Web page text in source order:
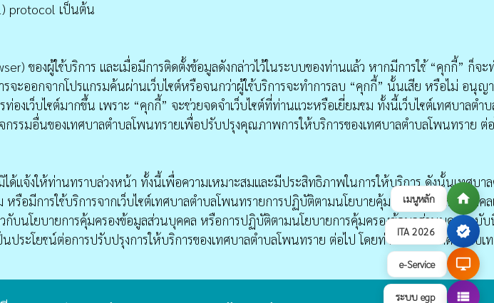
เมนูหลัก home
ITA 2026 verified
e-Service desktop_windows
ระบบ egp view_list
protocol เป็นต้น
ของผู้ใช้บริการ และเมื่อมีการติดตั้งข้อมูลดังกล่าวไว้ในระบบของท่านแล้ว หากมีการใช้ “คุกกี้” ก็จะ
จะออกจากโปรแกรมค้นผ่านเว็บไซต์หรือจนกว่าผู้ใช้บริการจะทำการลบ “คุกกี้” นั้นเสีย หรือไม่ อนุญ
เว็บไซต์มากขึ้น เพราะ “คุกกี้” จะช่วยจดจําเว็บไซต์ที่ท่านแวะหรือเยี่ยมชม ทั้งนี้เว็บไซต์เทศบาลตำ
รรมอื่นของเทศบาลตำบลโพนทรายเพื่อปรับปรุงคุณภาพการให้บริการของเทศบาลตำบลโพนทราย ต่
แจ้งให้ท่านทราบล่วงหน้า ทั้งนี้เพื่อความเหมาะสมและมีประสิทธิภาพในการให้บริการ ดังนั้นเทศบา
อมีการใช้บริการจากเว็บไซต์เทศบาลตำบลโพนทรายการปฏิบัติตามนโยบายคุ้มครองข้อมูลส่วนบุคค
บนโยบายการคุ้มครองข้อมูลส่วนบุคคล หรือการปฏิบัติตามนโยบายการคุ้มครองข้อมูลส่วนบุคคลฉบั
ะโยชน์ต่อการปรับปรุงการให้บริการของเทศบาลตำบลโพนทราย ต่อไป โดยท่านสามารถติดต่อกับเ